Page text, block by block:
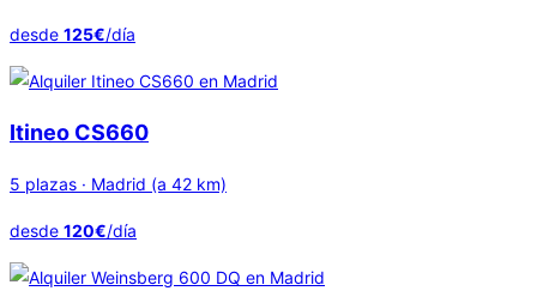
desde 125€/día
Itineo CS660
5 plazas · Madrid (a 42 km)
desde 120€/día